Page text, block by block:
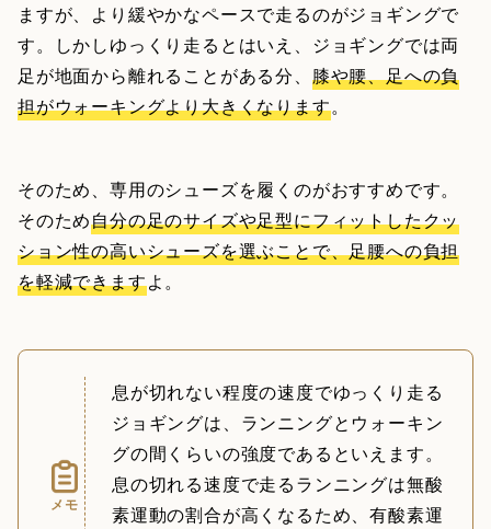
ますが、より緩やかなペースで走るのがジョギングで
す。しかしゆっくり走るとはいえ、ジョギングでは両
足が地面から離れることがある分、 膝や腰、足への負
担がウォーキングより大きくなります。
そのため、専用のシューズを履くのがおすすめです。
そのため自分の足のサイズや足型にフィットしたクッ
ション性の高いシューズを選ぶことで、足腰への負担
を軽減できますよ。
メモ
息が切れない程度の速度でゆっくり走る
ジョギングは、ランニングとウォーキン
グの間くらいの強度であるといえます。
息の切れる速度で走るランニングは無酸
素運動の割合が高くなるため、有酸素運